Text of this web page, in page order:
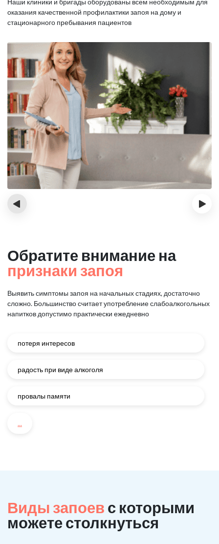
Наши клиники и бригады оборудованы всем необходимым для
оказания качественной профилактики запоя на дому и
стационарного пребывания пациентов
‹ ›
Обратите внимание на
признаки запоя
Выявить симптомы запоя на начальных стадиях, достаточно
сложно. Большинство считает употребление слабоалкогольных
напитков допустимо практически ежедневно
потеря интересов
радость при виде алкоголя
провалы памяти
...
Виды запоев с которыми
можете столкнуться